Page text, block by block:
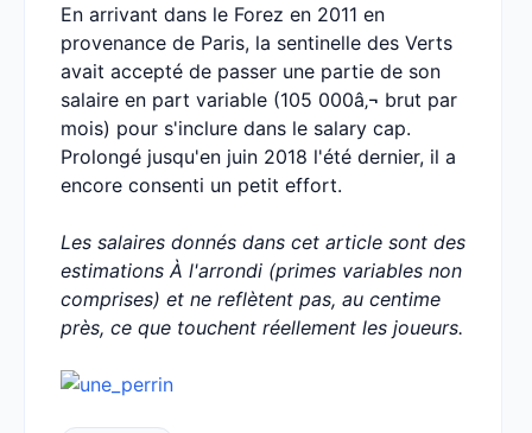
En arrivant dans le Forez en 2011 en
provenance de Paris, la sentinelle des Verts
avait accepté de passer une partie de son
salaire en part variable (105 000â‚¬ brut par
mois) pour s'inclure dans le salary cap.
Prolongé jusqu'en juin 2018 l'été dernier, il a
encore consenti un petit effort.
Les salaires donnés dans cet article sont des
estimations À l'arrondi (primes variables non
comprises) et ne reflètent pas, au centime
près, ce que touchent réellement les joueurs.